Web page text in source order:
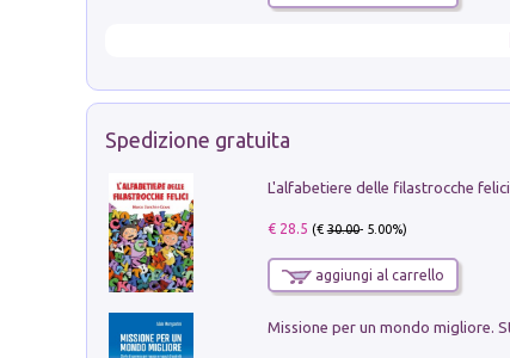
Spedizione gratuita
L'alfabetiere delle filastrocche felici
€ 28.5 (€30.00- 5.00%)
aggiungi al carrello